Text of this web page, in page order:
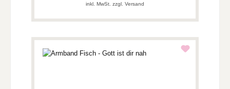
inkl. MwSt. zzgl. Versand